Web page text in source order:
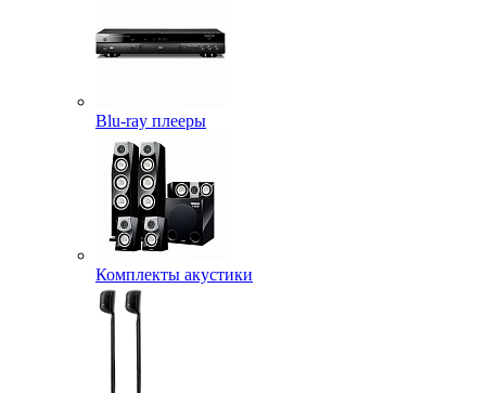
Blu-ray плееры
Комплекты акустики